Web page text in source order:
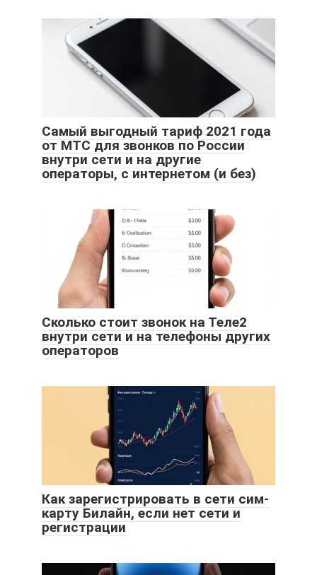
Самый выгодный тариф 2021 года
от МТС для звонков по России
внутри сети и на другие
операторы, с интернетом (и без)
Сколько стоит звонок на Теле2
внутри сети и на телефоны других
операторов
Как зарегистрировать в сети сим-
карту Билайн, если нет сети и
регистрации